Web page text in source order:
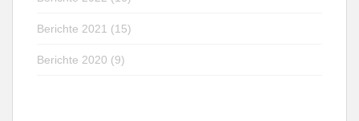
Berichte 2021 (15)
Berichte 2020 (9)